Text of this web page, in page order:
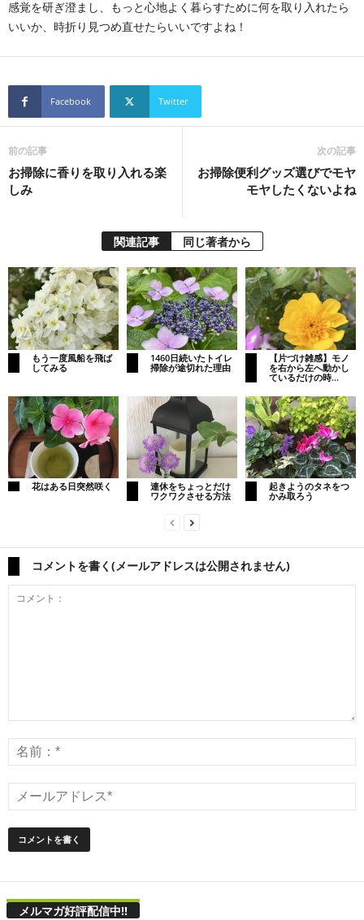
感覚を研ぎ澄まし、もっと心地よく暮らすために何を取り入れたら
いいか、時折り見つめ直せたらいいですよね！
Facebook Twitter
前の記事
お掃除に香りを取り入れる楽
しみ
次の記事
お掃除便利グッズ選びでモヤ
モヤしたくないよね
関連記事 同じ著者から
もう一度風船を飛ば
してみる
1460日続いたトイレ
掃除が途切れた理由
【片づけ雑感】モノ
を右から左へ動かし
ているだけの時...
花はある日突然咲く
連休をちょっとだけ
ワクワクさせる方法
起きようのタネをつ
かみ取ろう
コメントを書く(メールアドレスは公開されません)
メルマガ好評配信中!!